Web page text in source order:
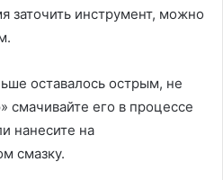
заточить инструмент, можно
оставалось острым, не
смачивайте его в процессе
нанесите на
смазку.